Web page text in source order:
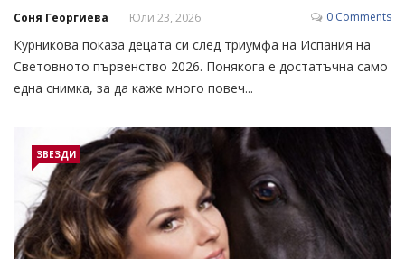
Соня Георгиева Юли 23, 2026 0 Comments
Курникова показа децата си след триумфа на Испания на
Световното първенство 2026. Понякога е достатъчна само
една снимка, за да каже много повеч...
ЗВЕЗДИ